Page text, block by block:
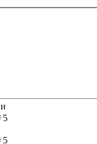
5
5